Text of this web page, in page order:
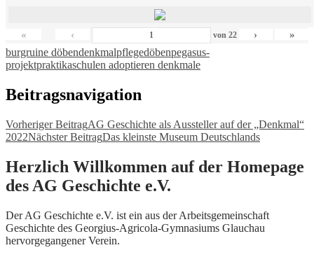
« ‹ von 22 › »
burgruine döbendenkmalpflegedöbenpegasus-
projektpraktikaschulen adoptieren denkmale
Beitragsnavigation
Vorheriger BeitragAG Geschichte als Aussteller auf der „Denkmal“
2022Nächster BeitragDas kleinste Museum Deutschlands
Herzlich Willkommen auf der Homepage
des AG Geschichte e.V.
Der AG Geschichte e.V. ist ein aus der Arbeitsgemeinschaft
Geschichte des Georgius-Agricola-Gymnasiums Glauchau
hervorgegangener Verein.